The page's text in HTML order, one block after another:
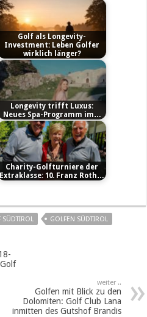
Golf als Longevity-
Investment: Leben Golfer
wirklich länger?
Longevity trifft Luxus:
Neues Spa-Programm im…
Charity-Golfturniere der
Extraklasse: 10. Franz Roth…
SÜDTIROL GOLFEN SÜDTIROL
weiter ..
Golfen mit Blick zu den
Dolomiten: Golf Club Lana
inmitten des Gutshof Brandis